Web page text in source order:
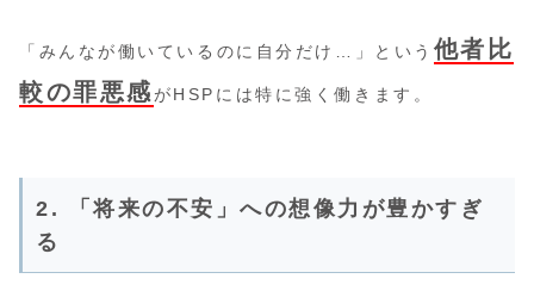
「みんなが働いているのに自分だけ…」という 他者比
較の罪悪感 がHSPには特に強く働きます。
2. 「将来の不安」への想像力が豊かすぎ
る